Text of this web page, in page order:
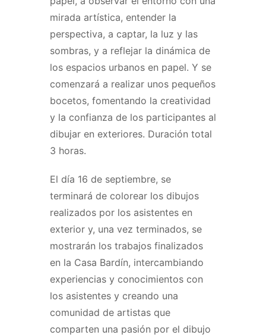
mirada artística, entender la
perspectiva, a captar, la luz y las
sombras, y a reflejar la dinámica de
los espacios urbanos en papel. Y se
comenzará a realizar unos pequeños
bocetos, fomentando la creatividad
y la confianza de los participantes al
dibujar en exteriores. Duración total
3 horas.
El día 16 de septiembre, se
terminará de colorear los dibujos
realizados por los asistentes en
exterior y, una vez terminados, se
mostrarán los trabajos finalizados
en la Casa Bardín, intercambiando
experiencias y conocimientos con
los asistentes y creando una
comunidad de artistas que
comparten una pasión por el dibujo